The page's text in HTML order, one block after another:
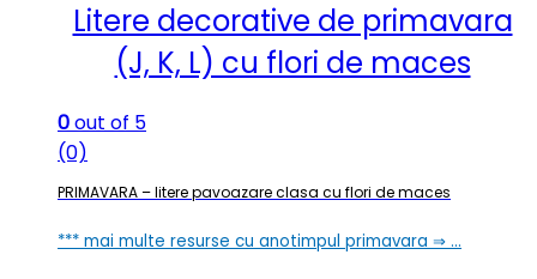
Litere decorative de primavara
(J, K, L) cu flori de maces
0out of 5
(0)
PRIMAVARA – litere pavoazare clasa cu flori de maces
*** mai multe resurse cu anotimpul primavara ⇒ …